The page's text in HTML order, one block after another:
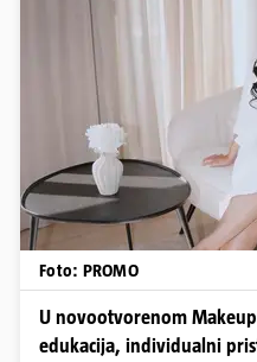
Foto: PROMO
U novootvorenom
edukacija, individualni